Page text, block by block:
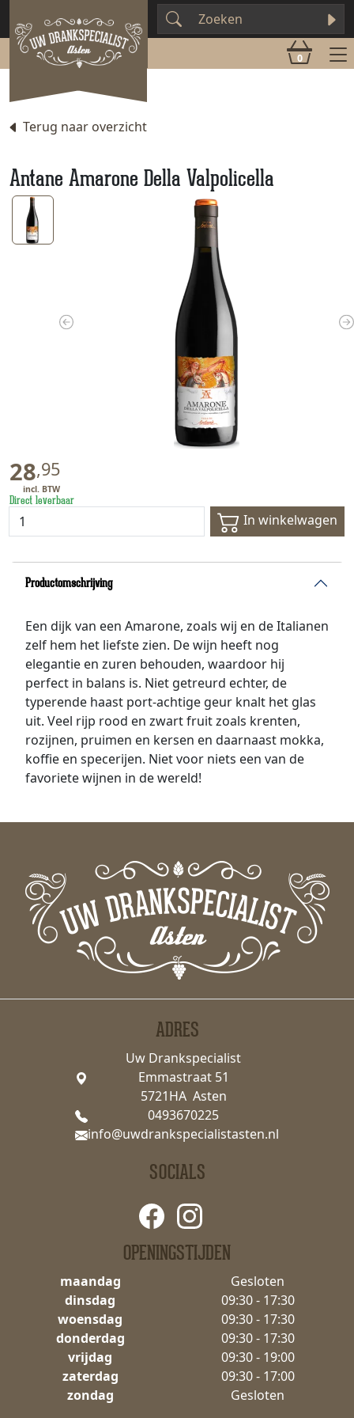
0
Terug naar overzicht
Antane Amarone Della Valpolicella
Previous
28,95
Direct leverbaar
In winkelwagen
Productomschrijving
Een dijk van een Amarone, zoals wij en de Italianen
zelf hem het liefste zien. De wijn heeft nog
elegantie en zuren behouden, waardoor hij
perfect in balans is. Niet getreurd echter, de
typerende haast port-achtige geur knalt het glas
uit. Veel rijp rood en zwart fruit zoals krenten,
rozijnen, pruimen en kersen en daarnaast mokka,
koffie en specerijen. Niet voor niets een van de
favoriete wijnen in de wereld!
ADRES
Uw Drankspecialist
Emmastraat 51
5721HA Asten
0493670225
info@uwdrankspecialistasten.nl
OPENINGSTIJDEN
maandag
Gesloten
dinsdag
09:30 - 17:30
woensdag
09:30 - 17:30
donderdag
09:30 - 17:30
vrijdag
09:30 - 19:00
zaterdag
09:30 - 17:00
zondag
Gesloten
SOCIALS